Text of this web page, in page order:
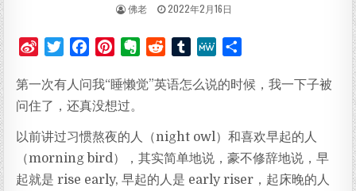
AUTHOR:
佛老 PUBLISHED DATE:
2022年2月16日
n
a
e
i
b
T
i
t
e
r
c
e
o
o
k
n
t
r
e
s
E
e
o
t
e
d
t
T
m
r
M
W
第一次有人问我“睡懒觉”英语怎么说的时候，我一下子被
问住了，还真没想过。
以前讲过习惯熬夜的人（night owl）和喜欢早起的人
（morning bird），其实简单地说，豪不修辞地说，早
起就是 rise early, 早起的人是 early riser，起床晚的人